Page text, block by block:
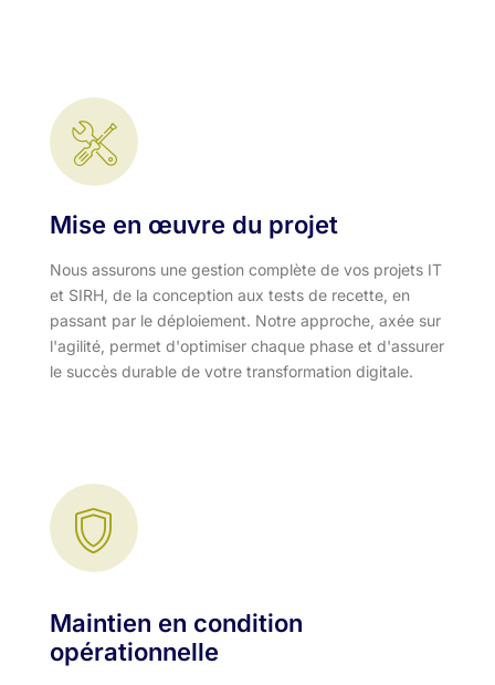
Mise en œuvre du projet
Nous assurons une gestion complète de vos projets IT
et SIRH, de la conception aux tests de recette, en
passant par le déploiement. Notre approche, axée sur
l'agilité, permet d'optimiser chaque phase et d'assurer
le succès durable de votre transformation digitale.
Maintien en condition
opérationnelle